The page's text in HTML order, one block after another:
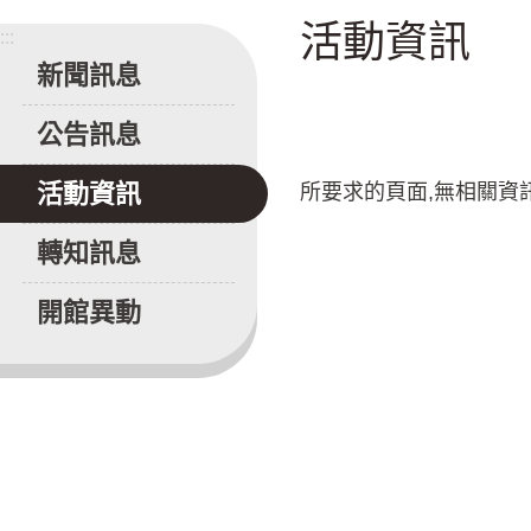
:::
新聞訊息
公告訊息
活動資訊
轉知訊息
開館異動
活動資訊
所要求的頁面,無相關資